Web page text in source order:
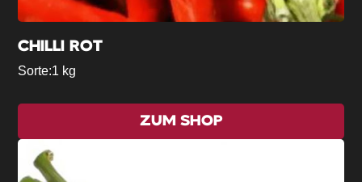
CHILLI ROT
Sorte:1 kg
ZUM SHOP